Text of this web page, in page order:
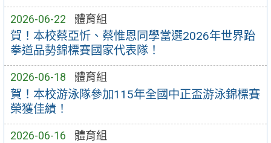
2026-06-22 體育組
賀！本校蔡亞忻、蔡惟恩同學當選2026年世界跆
拳道品勢錦標賽國家代表隊！
2026-06-18 體育組
賀！本校游泳隊參加115年全國中正盃游泳錦標賽
榮獲佳績！
2026-06-16 體育組